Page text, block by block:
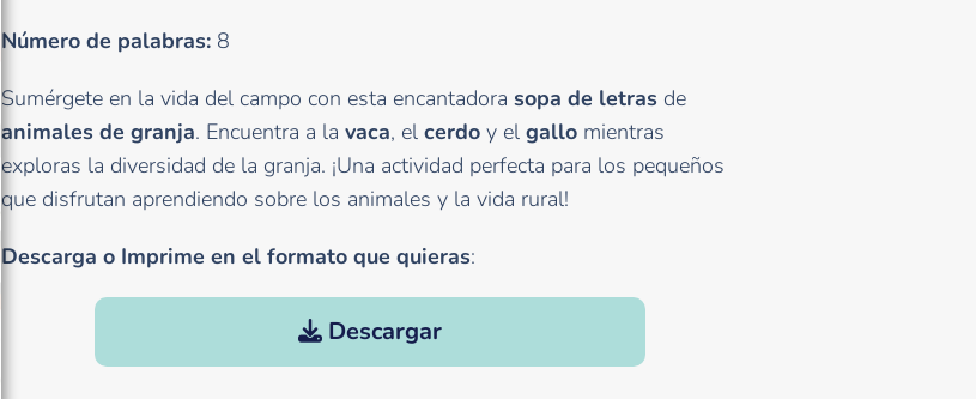
Número de palabras:8
Sumérgete en la vida del campo con esta encantadora sopa de letrasde
animales de granja. Encuentra a la vaca, el cerdoy el gallomientras
exploras la diversidad de la granja. ¡Una actividad perfecta para los pequeños
que disfrutan aprendiendo sobre los animales y la vida rural!
Descarga o Imprime en el formato que quieras:
Descargar